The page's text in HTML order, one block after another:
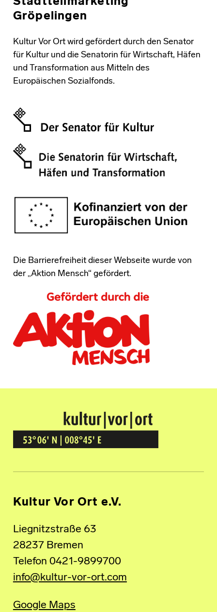
Gröpelingen
Kultur Vor Ort wird gefördert durch den Senator
für Kultur und die Senatorin für Wirtschaft, Häfen
und Transformation aus Mitteln des
Europäischen Sozialfonds.
Die Barrierefreiheit dieser Webseite wurde von
der „Aktion Mensch“ gefördert.
Kultur Vor Ort
BREMEN GRÖPELINGEN
Kultur Vor Ort e.V.
Liegnitzstraße 63
28237 Bremen
Telefon 0421-9899700
info@kultur-vor-ort.com
Google Maps